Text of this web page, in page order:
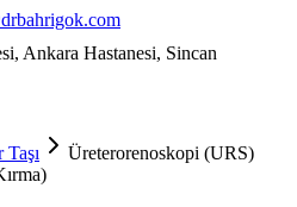
Ankara Hastanesi, Sincan
Üreterorenoskopi (URS)